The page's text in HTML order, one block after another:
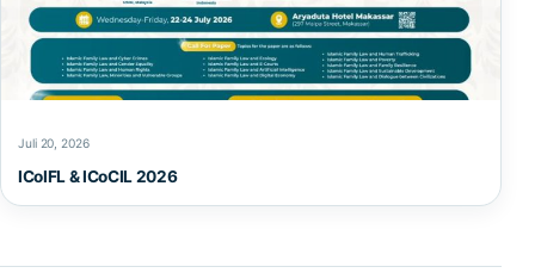
Juli 20, 2026
ICoIFL & ICoCIL 2026